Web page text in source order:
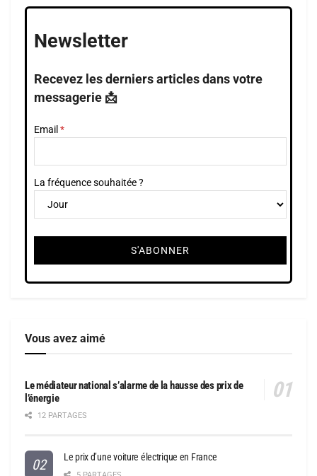
Newsletter
Recevez les derniers articles dans votre
messagerie 📩
Email
La fréquence souhaitée ?
Vous avez aimé
Le médiateur national s’alarme de la hausse des prix de
l’énergie
12 PARTAGES
Le prix d’une voiture électrique en France